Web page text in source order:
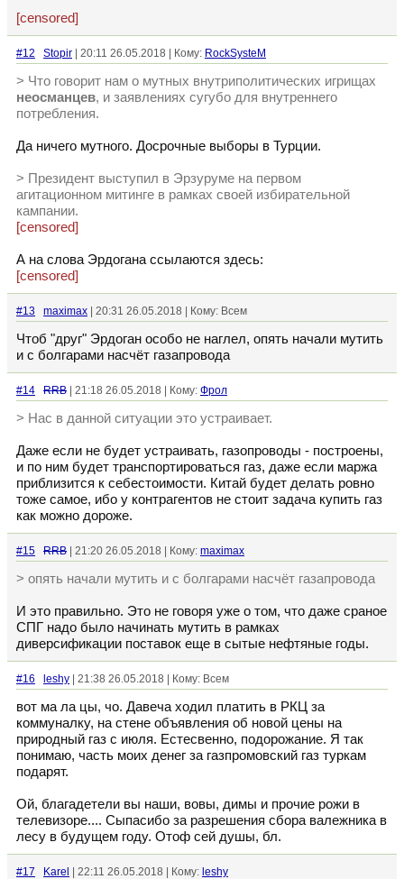
[censored]
#12 Stopir | 20:11 26.05.2018 | Кому: RockSysteM
> Что говорит нам о мутных внутриполитических игрищах
неосманцев, и заявлениях сугубо для внутреннего
потребления.
Да ничего мутного. Досрочные выборы в Турции.
> Президент выступил в Эрзуруме на первом
агитационном митинге в рамках своей избирательной
кампании.
[censored]
А на слова Эрдогана ссылаются здесь:
[censored]
#13 maximax | 20:31 26.05.2018 | Кому: Всем
Чтоб "друг" Эрдоган особо не наглел, опять начали мутить
и с болгарами насчёт газапровода
#14 RRB | 21:18 26.05.2018 | Кому: Фрол
> Нас в данной ситуации это устраивает.
Даже если не будет устраивать, газопроводы - построены,
и по ним будет транспортироваться газ, даже если маржа
приблизится к себестоимости. Китай будет делать ровно
тоже самое, ибо у контрагентов не стоит задача купить газ
как можно дороже.
#15 RRB | 21:20 26.05.2018 | Кому: maximax
> опять начали мутить и с болгарами насчёт газапровода
И это правильно. Это не говоря уже о том, что даже сраное
СПГ надо было начинать мутить в рамках
диверсификации поставок еще в сытые нефтяные годы.
#16 leshy | 21:38 26.05.2018 | Кому: Всем
вот ма ла цы, чо. Давеча ходил платить в РКЦ за
коммуналку, на стене объявления об новой цены на
природный газ с июля. Естесвенно, подорожание. Я так
понимаю, часть моих денег за газпромовский газ туркам
подарят.
Ой, благадетели вы наши, вовы, димы и прочие рожи в
телевизоре.... Сыпасибо за разрешения сбора валежника в
лесу в будущем году. Отоф сей душы, бл.
#17 Karel | 22:11 26.05.2018 | Кому: leshy